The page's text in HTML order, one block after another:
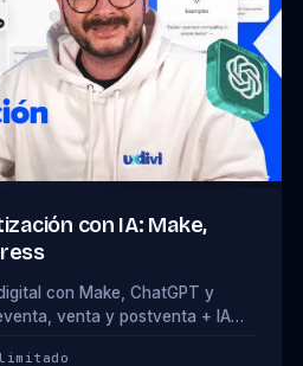
con IA: Make,
con Make, ChatGPT y
venta y postventa + IA